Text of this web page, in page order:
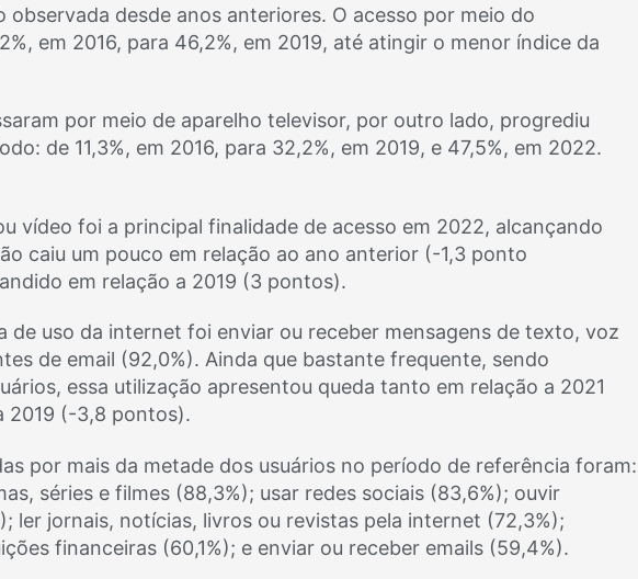
desde anos anteriores. O acesso por meio do
em 2016, para 46,2%, em 2019, até atingir o menor índice da
por meio de aparelho televisor, por outro lado, progrediu
de 11,3%, em 2016, para 32,2%, em 2019, e 47,5%, em 2022.
vídeo foi a principal finalidade de acesso em 2022, alcançando
caiu um pouco em relação ao ano anterior (-1,3 ponto
em relação a 2019 (3 pontos).
de uso da internet foi enviar ou receber mensagens de texto, voz
de email (92,0%). Ainda que bastante frequente, sendo
essa utilização apresentou queda tanto em relação a 2021
2019 (-3,8 pontos).
por mais da metade dos usuários no período de referência foram:
séries e filmes (88,3%); usar redes sociais (83,6%); ouvir
ler jornais, notícias, livros ou revistas pela internet (72,3%);
financeiras (60,1%); e enviar ou receber emails (59,4%).